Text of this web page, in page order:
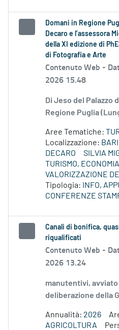
Domani in Regione
Decaro e l’assessora
della XI edizione di
di Fotografia e Arte
Contenuto Web -
2026 15.48
Di Jeso del Palazzo
Regione Puglia
Aree Tematiche:
Localizzazione: BARI
DECARO
SILVIA
TURISMO,
VALORIZZAZIONE
Tipologia:
INFO,
CONFERENZE
Canali di bonifica,
riqualificati
Contenuto Web -
2026 13.24
manutentivi,
deliberazione della
Annualità: 2026
AGRICOLTURA